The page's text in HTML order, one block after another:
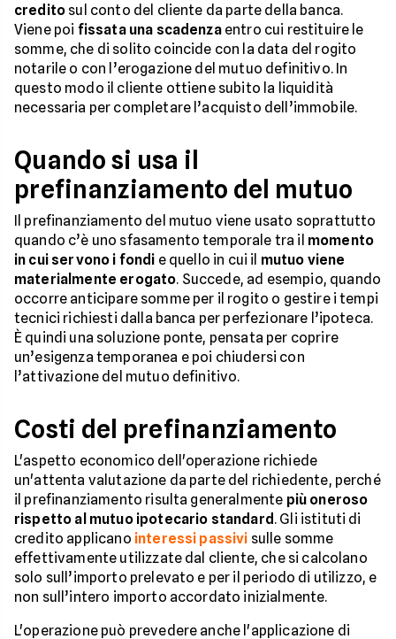
credito sul conto del cliente da parte della banca.
Viene poi fissata una scadenzaentro cui restituire le
somme, che di solito coincide con la data del rogito
notarile o con l’erogazione del mutuo definitivo. In
questo modo il cliente ottiene subito la liquidità
necessaria per completare l’acquisto dell’immobile.
Quando si usa il
prefinanziamento del mutuo
Il prefinanziamento del mutuo viene usato soprattutto
quando c’è uno sfasamento temporale tra il momento
in cui servono i fondi e quello in cui il mutuo viene
materialmente erogato. Succede, ad esempio, quando
occorre anticipare somme per il rogito o gestire i tempi
tecnici richiesti dalla banca per perfezionare l’ipoteca.
È quindi una soluzione ponte, pensata per coprire
un’esigenza temporanea e poi chiudersi con
l’attivazione del mutuo definitivo.
Costi del prefinanziamento
L'aspetto economico dell'operazione richiede
un'attenta valutazione da parte del richiedente, perché
il prefinanziamento risulta generalmente più oneroso
rispetto al mutuo ipotecario standard . Gli istituti di
credito applicano interessi passivi sulle somme
effettivamente utilizzate dal cliente, che si calcolano
solo sull’importo prelevato e per il periodo di utilizzo, e
non sull’intero importo accordato inizialmente.
L'operazione può prevedere anche l'applicazione di